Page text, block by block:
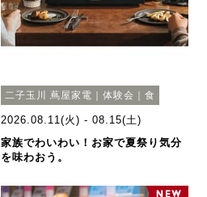
二子玉川 蔦屋家電｜体験会｜食
2026.08.11(火) - 08.15(土)
家族でわいわい！お家で夏祭り気分
を味わおう。